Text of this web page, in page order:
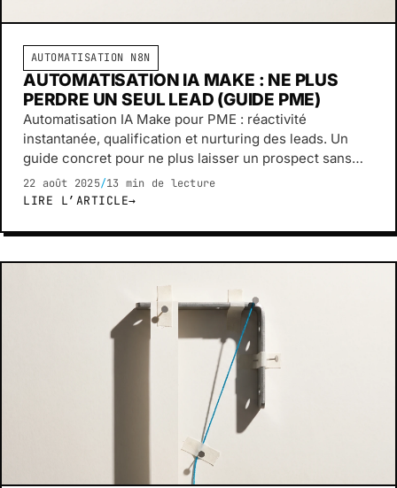
AUTOMATISATION N8N
AUTOMATISATION IA MAKE : NE PLUS
PERDRE UN SEUL LEAD (GUIDE PME)
Automatisation IA Make pour PME : réactivité
instantanée, qualification et nurturing des leads. Un
guide concret pour ne plus laisser un prospect sans
réponse.
22 août 2025/13 min de lecture
LIRE L’ARTICLE→